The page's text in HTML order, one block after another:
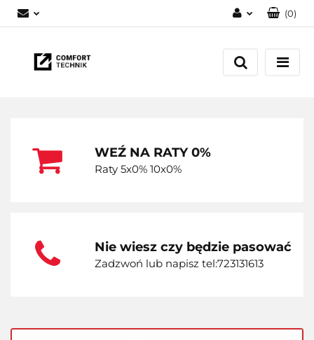
Zaloguj się
Zarejestruj się
(0)
WEŹ NA RATY 0%
Raty 5x0% 10x0%
Nie wiesz czy będzie pasować
Zadzwoń lub napisz tel:723131613